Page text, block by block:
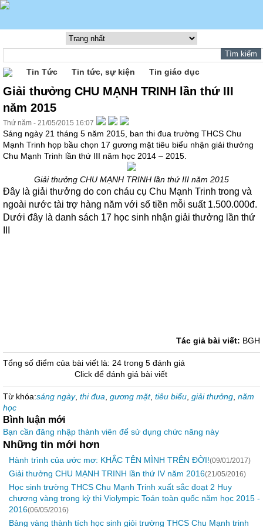
Tin Tức Tin tức, sự kiện Tin giáo dục
Giải thưởng CHU MẠNH TRINH lần thứ III
năm 2015
Thứ năm - 21/05/2015 16:07
Sáng ngày 21 tháng 5 năm 2015, ban thi đua trường THCS Chu
Mạnh Trinh họp bầu chọn 17 gương mặt tiêu biểu nhận giải thưởng
Chu Mạnh Trinh lần thứ III năm học 2014 – 2015.
Giải thưởng CHU MẠNH TRINH lần thứ III năm 2015
Đây là giải thưởng do con cháu cụ Chu Mạnh Trinh trong và
ngoài nước tài trợ hàng năm với số tiền mỗi suất 1.500.000đ.
Dưới đây là danh sách 17 học sinh nhận giải thưởng lần thứ
Tác giả bài viết: BGH
Tổng số điểm của bài viết là: 24 trong 5 đánh giá
Click để đánh giá bài viết
Từ khóa:sáng ngày, thi đua gương mặt, tiêu biểu giải thưởng năm
học
Bình luận mới
Bạn cần đăng nhập thành viên để sử dụng chức năng này
Những tin mới hơn
Hành trình của ước mơ: KHẮC TÊN MÌNH TRÊN ĐỜI!(09/01/2017)
Giải thưởng CHU MẠNH TRINH lần thứ IV năm 2016(21/05/2016)
Học sinh trường THCS Chu Mạnh Trinh xuất sắc đoạt 2 Huy
chương vàng trong kỳ thi Violympic Toán toàn quốc năm học 2015 -
2016(06/05/2016)
Bảng vàng thành tích học sinh giỏi trường THCS Chu Mạnh trinh